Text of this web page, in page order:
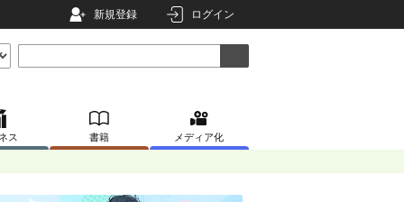
新規登録 ログイン
ス 書籍 メディア化